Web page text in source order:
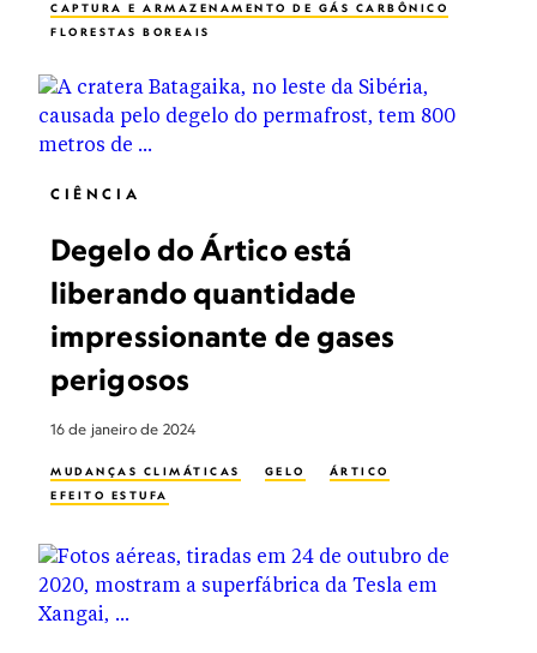
CAPTURA E ARMAZENAMENTO DE GÁS CARBÔNICO
FLORESTAS BOREAIS
CIÊNCIA
Degelo do Ártico está
liberando quantidade
impressionante de gases
perigosos
16 de janeiro de 2024
MUDANÇAS CLIMÁTICAS GELO
ÁRTICO
EFEITO ESTUFA